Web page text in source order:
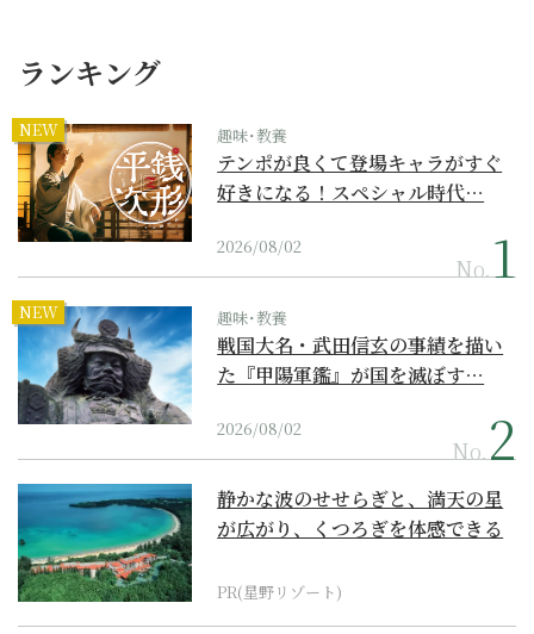
ランキング
NEW 趣味･教養
テンポが良くて登場キャラがすぐ
好きになる！スペシャル時代…
2026/08/02
No.
NEW 趣味･教養
戦国大名・武田信玄の事績を描い
た『甲陽軍鑑』が国を滅ぼす…
2026/08/02
No.
静かな波のせせらぎと、満天の星
が広がり、くつろぎを体感できる
PR(星野リゾート)